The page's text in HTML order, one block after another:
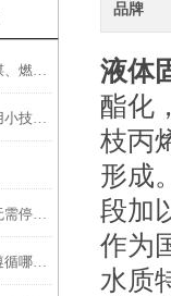
生物颗粒除焦剂可适用于燃煤、燃油及生物质混燃锅炉的定期除焦
锅炉清灰剂的主要类型及使用小技巧分享
锅炉液体除焦剂使用便捷，无需停炉即可在线投加
换热器片清洗剂使用时，应遵循哪些步骤？
品牌
液体
酯化
枝丙
形成
段加
作为
水质